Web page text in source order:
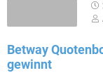
Betway
gewinnt